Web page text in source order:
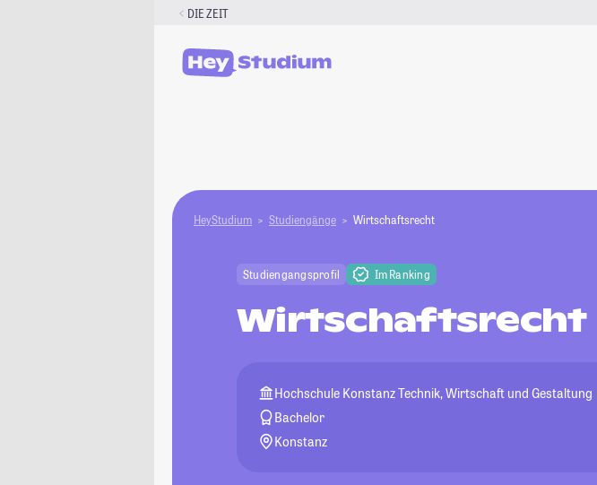
DIE ZEIT
HeyStudium Studiengänge Wirtschaftsrecht
Studiengangsprofil Im Ranking
Wirtschaftsrecht
Hochschule Konstanz Technik, Wirtschaft und Gestaltung
Bachelor
Konstanz